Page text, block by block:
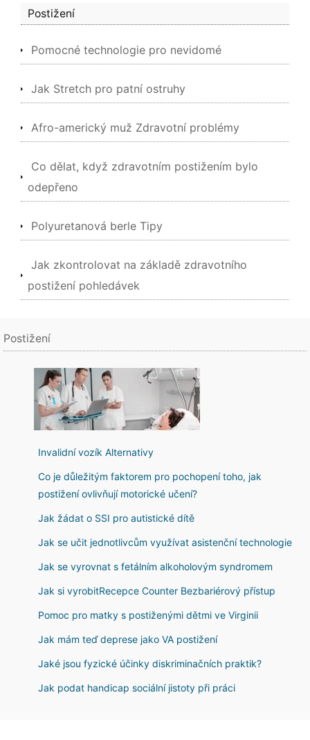
Postižení
Pomocné technologie pro nevidomé
Jak Stretch pro patní ostruhy
Afro-americký muž Zdravotní problémy
Co dělat, když zdravotním postižením bylo
odepřeno
Polyuretanová berle Tipy
Jak zkontrolovat na základě zdravotního
postižení pohledávek
Postižení
Invalidní vozík Alternativy
Co je důležitým faktorem pro pochopení toho, jak
postižení ovlivňují motorické učení?
Jak žádat o SSI pro autistické dítě
Jak se učit jednotlivcům využívat asistenční technologie
Jak se vyrovnat s fetálním alkoholovým syndromem
Jak si vyrobitRecepce Counter Bezbariérový přístup
Pomoc pro matky s postiženými dětmi ve Virginii
Jak mám teď deprese jako VA postižení
Jaké jsou fyzické účinky diskriminačních praktik?
Jak podat handicap sociální jistoty při práci